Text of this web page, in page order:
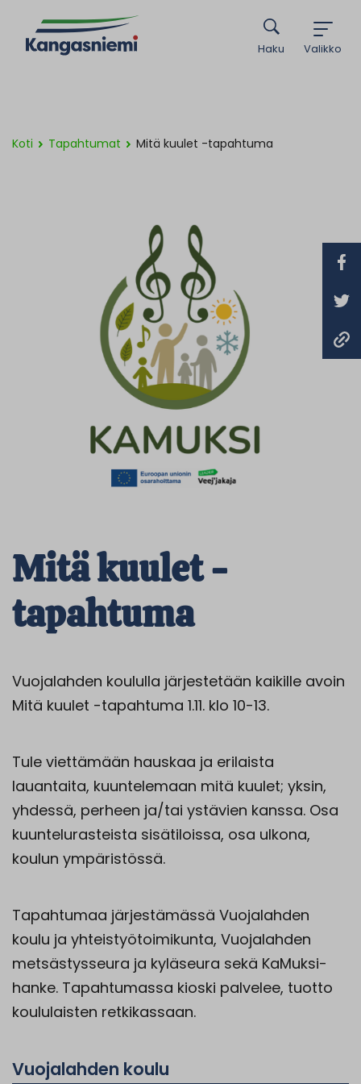
Valikko
Haku
Koti Tapahtumat Mitä kuulet -tapahtuma
Mitä kuulet -
tapahtuma
Vuojalahden koululla järjestetään kaikille avoin
Mitä kuulet -tapahtuma 1.11. klo 10-13.
Tule viettämään hauskaa ja erilaista
lauantaita, kuuntelemaan mitä kuulet; yksin,
yhdessä, perheen ja/tai ystävien kanssa. Osa
kuuntelurasteista sisätiloissa, osa ulkona,
koulun ympäristössä.
Tapahtumaa järjestämässä Vuojalahden
koulu ja yhteistyötoimikunta, Vuojalahden
metsästysseura ja kyläseura sekä KaMuksi-
hanke. Tapahtumassa kioski palvelee, tuotto
koululaisten retkikassaan.
Vuojalahden koulu